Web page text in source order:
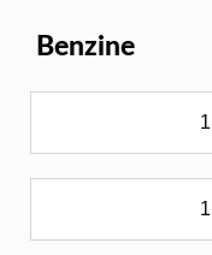
Benzine